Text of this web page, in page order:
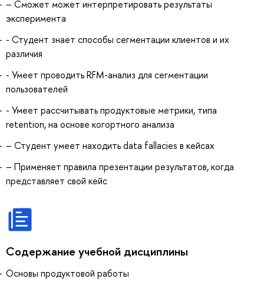
– Сможет может интерпретировать результаты
эксперимента
- Студент знает способы сегментации клиентов и их
различия
- Умеет проводить RFM-анализ для сегментации
пользователей
- Умеет рассчитывать продуктовые метрики, типа
retention, на основе когортного анализа
– Студент умеет находить data fallacies в кейсах
– Применяет правила презентации результатов, когда
представляет свой кейс
Содержание учебной дисциплины
Основы продуктовой работы